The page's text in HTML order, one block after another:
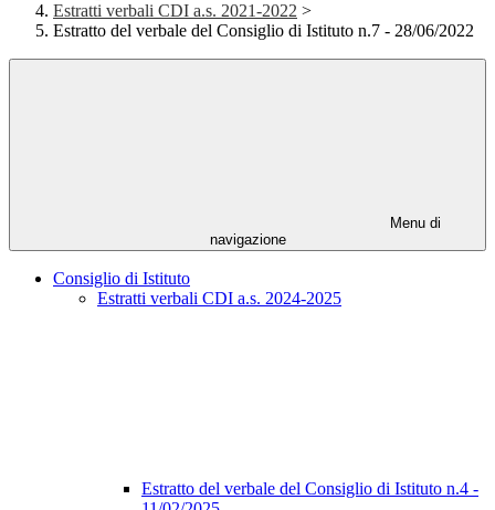
Estratti verbali CDI a.s. 2021-2022 >
Estratto del verbale del Consiglio di Istituto n.7 - 28/06/2022
Menu di
navigazione
Consiglio di Istituto
Estratti verbali CDI a.s. 2024-2025
Estratto del verbale del Consiglio di Istituto n.4 -